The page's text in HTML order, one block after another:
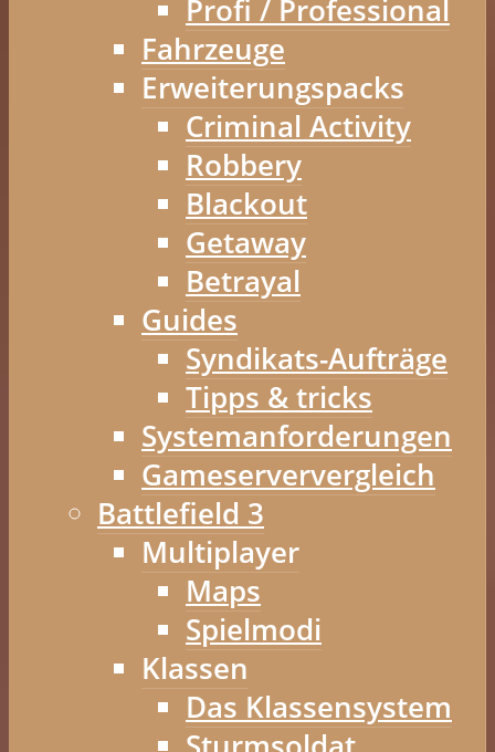
Profi / Professional
Fahrzeuge
Erweiterungspacks
Criminal Activity
Robbery
Blackout
Getaway
Betrayal
Guides
Syndikats-Aufträge
Tipps & tricks
Systemanforderungen
Gameserververgleich
Battlefield 3
Multiplayer
Maps
Spielmodi
Klassen
Das Klassensystem